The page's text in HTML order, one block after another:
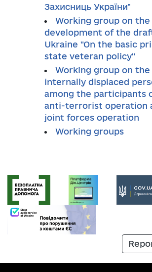
Захисниць Україниˮ
Working group on the
development of the
Ukraine "On the basic
state veteran policy"
Working group on the
internally displaced
among the participants
anti-terrorist operation
joint forces operation
Working groups